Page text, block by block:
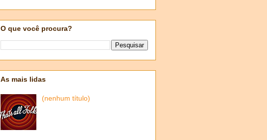
O que você procura?
As mais lidas
(nenhum título)